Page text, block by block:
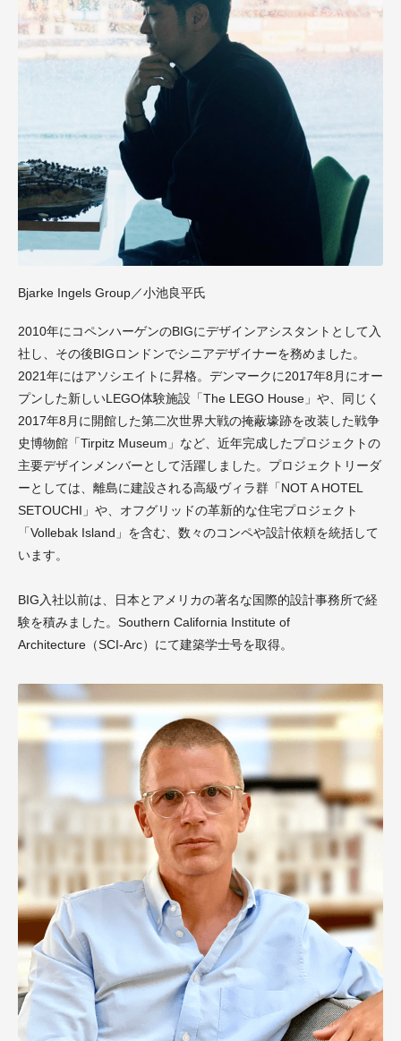
Bjarke Ingels Group／小池良平氏
2010年にコペンハーゲンのBIGにデザインアシスタントとして入
社し、その後BIGロンドンでシニアデザイナーを務めました。
2021年にはアソシエイトに昇格。デンマークに2017年8月にオー
プンした新しいLEGO体験施設「The LEGO House」や、同じく
2017年8月に開館した第二次世界大戦の掩蔽壕跡を改装した戦争
史博物館「Tirpitz Museum」など、近年完成したプロジェクトの
主要デザインメンバーとして活躍しました。プロジェクトリーダ
ーとしては、離島に建設される高級ヴィラ群「NOT A HOTEL
SETOUCHI」や、オフグリッドの革新的な住宅プロジェクト
「Vollebak Island」を含む、数々のコンペや設計依頼を統括して
います。
BIG入社以前は、日本とアメリカの著名な国際的設計事務所で経
験を積みました。Southern California Institute of
Architecture（SCI-Arc）にて建築学士号を取得。